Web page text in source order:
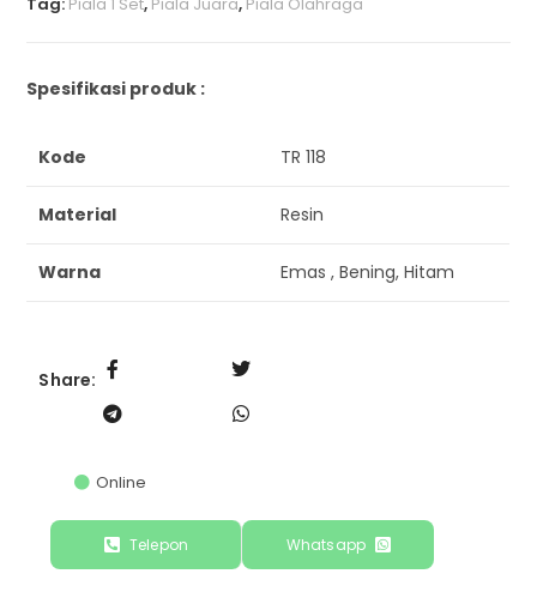
Spesifikasi produk :
Kode TR 118
Material Resin
Warna Emas , Bening, Hitam
Share:
Online
Telepon Whatsapp